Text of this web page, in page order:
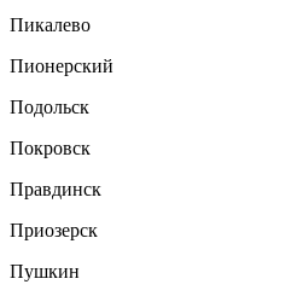
Пикалево
Пионерский
Подольск
Покровск
Правдинск
Приозерск
Пушкин